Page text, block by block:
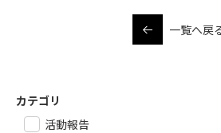
一覧へ戻
カテゴリ
活動報告